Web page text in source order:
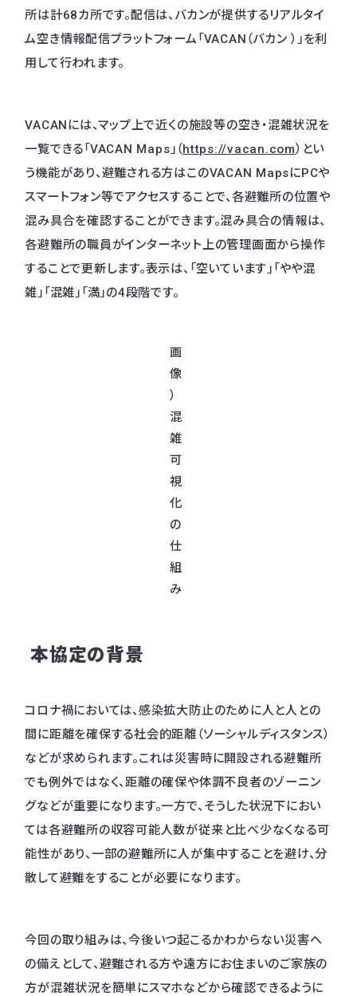
所は計68カ所です。配信は、バカンが提供するリアルタイ
ム空き情報配信プラットフォーム「VACAN（バカン ）」を利
用して行われます。
VACANには、マップ上で近くの施設等の空き・混雑状況を
一覧できる「VACAN Maps」（https://vacan.com）とい
う機能があり、避難される方はこのVACAN MapsにPCや
スマートフォン等でアクセスすることで、各避難所の位置や
混み具合を確認することができます。​混み具合の情報は、
各避難所の職員がインターネット上の管理画面から操作
することで更新します。表示は、「空いています」「やや混
雑」「混雑」「満」の4段階です。
画
像
）
混
雑
可
視
化
の
仕
組
み
本協定の背景
コロナ禍においては、感染拡大防止のために人と人との
間に距離を確保する社会的距離（ソーシャルディスタンス）
などが求められます。これは災害時に開設される避難所
でも例外ではなく、距離の確保や体調不良者のゾーニン
グなどが重要になります。一方で、そうした状況下におい
ては各避難所の収容可能人数が従来と比べ少なくなる可
能性があり、一部の避難所に人が集中することを避け、分
散して避難をすることが必要になります。
今回の取り組みは、今後いつ起こるかわからない災害へ
の備えとして、避難される方や遠方にお住まいのご家族の
方が混雑状況を簡単にスマホなどから確認できるように